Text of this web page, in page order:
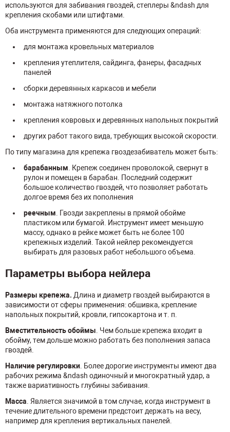
используются для забивания гвоздей, степлеры &ndash для
крепления скобами или штифтами.
Оба инструмента применяются для следующих операций:
для монтажа кровельных материалов
крепления утеплителя, сайдинга, фанеры, фасадных
панелей
сборки деревянных каркасов и мебели
монтажа натяжного потолка
крепления ковровых и деревянных напольных покрытий
других работ такого вида, требующих высокой скорости.
По типу магазина для крепежа гвоздезабиватель может быть:
барабанным . Крепеж соединен проволокой, свернут в
рулон и помещен в барабан. Последний содержит
большое количество гвоздей, что позволяет работать
долгое время без их пополнения
реечным . Гвозди закреплены в прямой обойме
пластиком или бумагой. Инструмент имеет меньшую
массу, однако в рейке может быть не более 100
крепежных изделий. Такой нейлер рекомендуется
выбирать для разовых работ небольшого объема.
Параметры выбора нейлера
Размеры крепежа. Длина и диаметр гвоздей выбираются в
зависимости от сферы применения: обшивка, крепление
напольных покрытий, кровли, гипсокартона и т. п.
Вместительность обоймы . Чем больше крепежа входит в
обойму, тем дольше можно работать без пополнения запаса
гвоздей.
Наличие регулировки . Более дорогие инструменты имеют два
рабочих режима &ndash одиночный и многократный удар, а
также вариативность глубины забивания.
Масса . Является значимой в том случае, когда инструмент в
течение длительного времени предстоит держать на весу,
например для крепления вертикальных панелей.